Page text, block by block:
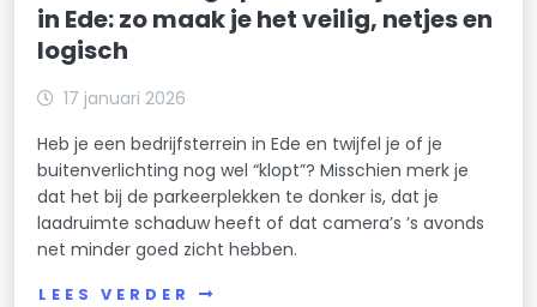
in Ede: zo maak je het veilig, netjes en
logisch
17 januari 2026
Heb je een bedrijfsterrein in Ede en twijfel je of je
buitenverlichting nog wel “klopt”? Misschien merk je
dat het bij de parkeerplekken te donker is, dat je
laadruimte schaduw heeft of dat camera’s ’s avonds
net minder goed zicht hebben.
LEES VERDER